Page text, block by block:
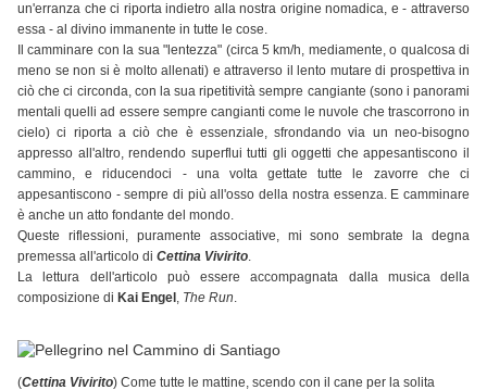
un'erranza che ci riporta indietro alla nostra origine nomadica, e - attraverso
essa - al divino immanente in tutte le cose.
Il camminare con la sua "lentezza" (circa 5 km/h, mediamente, o qualcosa di
meno se non si è molto allenati) e attraverso il lento mutare di prospettiva in
ciò che ci circonda, con la sua ripetitività sempre cangiante (sono i panorami
mentali quelli ad essere sempre cangianti come le nuvole che trascorrono in
cielo) ci riporta a ciò che è essenziale, sfrondando via un neo-bisogno
appresso all'altro, rendendo superflui tutti gli oggetti che appesantiscono il
cammino, e riducendoci - una volta gettate tutte le zavorre che ci
appesantiscono - sempre di più all'osso della nostra essenza. E camminare
è anche un atto fondante del mondo.
Queste riflessioni, puramente associative, mi sono sembrate la degna
premessa all'articolo di Cettina Vivirito.
La lettura dell'articolo può essere accompagnata dalla musica della
composizione di Kai Engel , The Run.
(Cettina Vivirito) Come tutte le mattine, scendo con il cane per la solita